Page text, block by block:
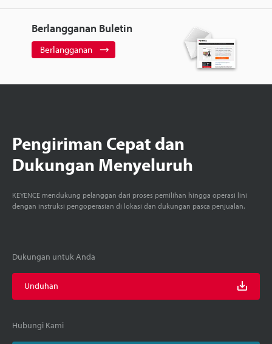
Berlangganan Buletin
Berlangganan
Pengiriman Cepat dan
Dukungan Menyeluruh
KEYENCE mendukung pelanggan dari proses pemilihan hingga operasi lini
dengan instruksi pengoperasian di lokasi dan dukungan pasca penjualan.
Dukungan untuk Anda
Unduhan
Hubungi Kami